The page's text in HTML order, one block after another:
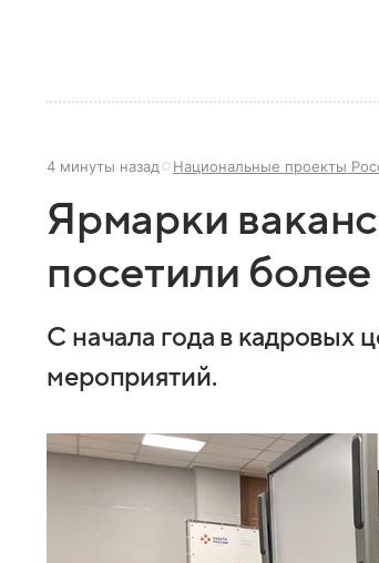
4 минуты назад Национальные проекты
Ярмарки
посетили
С начала года в кадровых
мероприятий.